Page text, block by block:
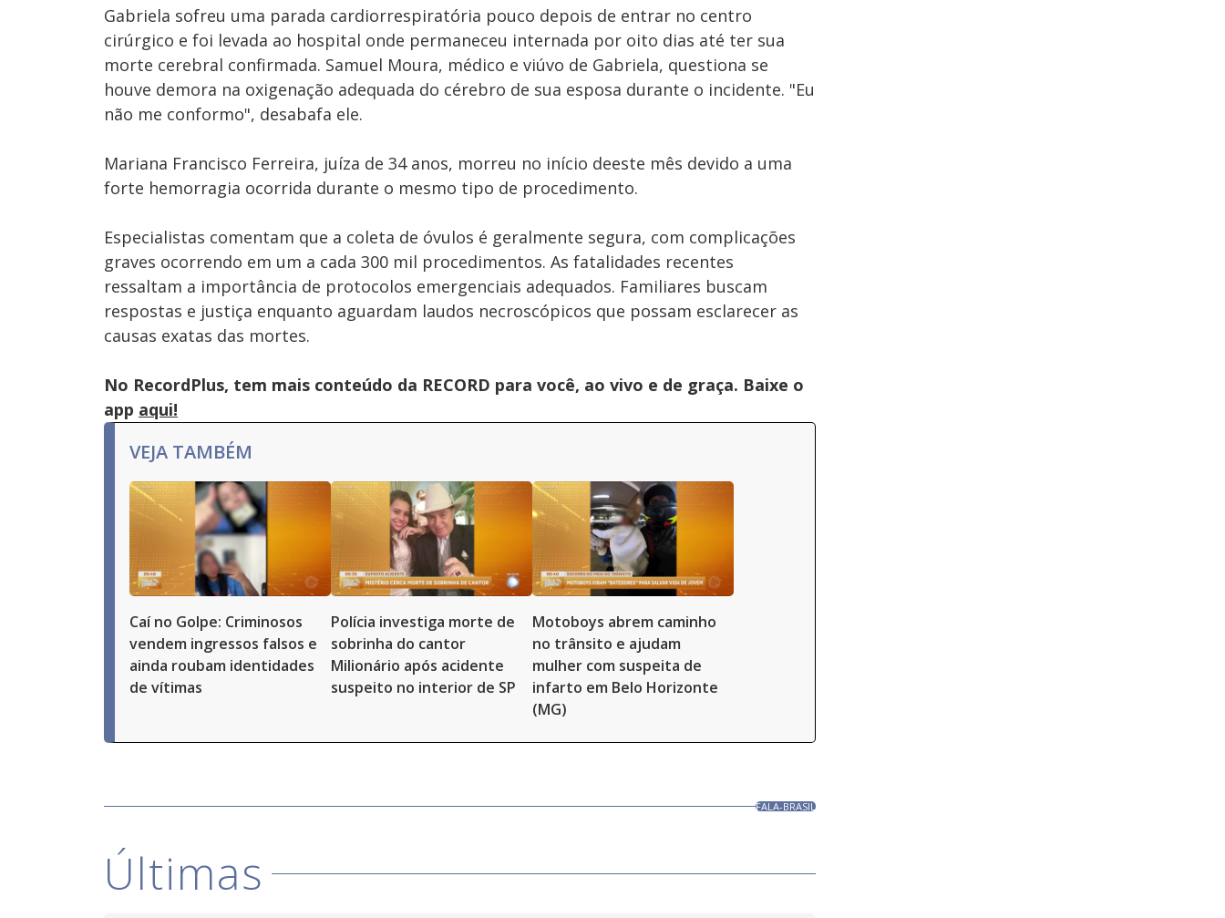
Gabriela sofreu uma parada cardiorrespiratória pouco depois de entrar no centro
cirúrgico e foi levada ao hospital onde permaneceu internada por oito dias até ter sua
morte cerebral confirmada. Samuel Moura, médico e viúvo de Gabriela, questiona se
houve demora na oxigenação adequada do cérebro de sua esposa durante o incidente. "Eu
não me conformo", desabafa ele.
Mariana Francisco Ferreira, juíza de 34 anos, morreu no início deeste mês devido a uma
forte hemorragia ocorrida durante o mesmo tipo de procedimento.
Especialistas comentam que a coleta de óvulos é geralmente segura, com complicações
graves ocorrendo em um a cada 300 mil procedimentos. As fatalidades recentes
ressaltam a importância de protocolos emergenciais adequados. Familiares buscam
respostas e justiça enquanto aguardam laudos necroscópicos que possam esclarecer as
causas exatas das mortes.
No RecordPlus, tem mais conteúdo da RECORD para você, ao vivo e de graça. Baixe o
app aqui!
VEJA TAMBÉM
Caí no Golpe: Criminosos
vendem ingressos falsos e
ainda roubam identidades
de vítimas
Polícia investiga morte de
sobrinha do cantor
Milionário após acidente
suspeito no interior de SP
Motoboys abrem caminho
no trânsito e ajudam
mulher com suspeita de
infarto em Belo Horizonte
(MG)
FALA-BRASIL
Últimas